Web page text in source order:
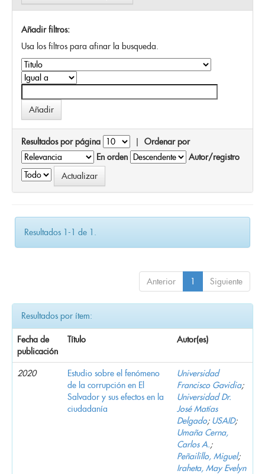
Añadir filtros:
Usa los filtros para afinar la busqueda.
Resultados por página | Ordenar por
En orden
Autor/registro
Resultados 1-1 de 1.
Anterior 1 Siguiente
Resultados por ítem:
Fecha de
publicación
Título Autor(es)
2020
Estudio sobre el fenómeno
de la corrupción en El
Salvador y sus efectos en la
ciudadanía
Universidad
Francisco Gavidia;
Universidad Dr.
José Matías
Delgado; USAID;
Umaña Cerna,
Carlos A.;
Peñailillo, Miguel;
Iraheta, May Evelyn